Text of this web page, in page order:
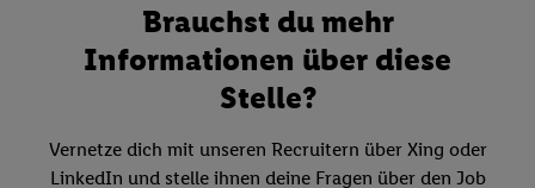
Brauchst du mehr
Informationen über diese
Stelle?
Vernetze dich mit unseren Recruitern über Xing oder
LinkedIn und stelle ihnen deine Fragen über den Job